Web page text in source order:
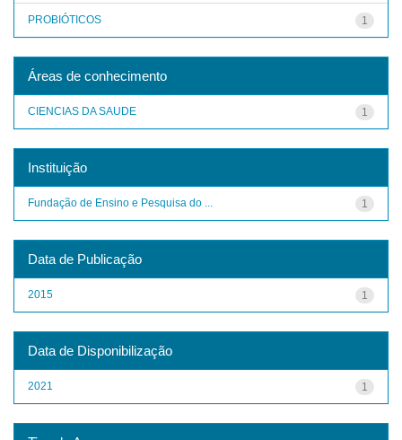
1
PROBIÓTICOS
Áreas de conhecimento
1
CIENCIAS DA SAUDE
Instituição
1
Fundação de Ensino e Pesquisa do ...
Data de Publicação
1
2015
Data de Disponibilização
1
2021